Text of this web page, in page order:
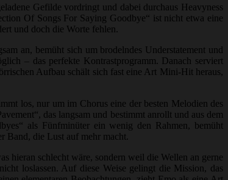
Gefilde vordringt und dabei durchaus Heavyness
Of Songs For Saying Goodbye“ ist nicht etwa eine
und doch die Worte fehlen.
an, bemüht sich um brodelndes Understatement und
– das perfekte Kontrastprogramm. Danach serviert
Aufbau schält sich fast eine Art Mini-Hit heraus,
los, nur um im Chorus eine der besten Melodien des
das langsam und bestimmt anrollt und aus dem
als Fünfminüter ein wenig den Rahmen, bemüht
Band, die Lust auf mehr macht.
hieran schlecht wäre, sondern weil die Wellen an gerne
loslassen. Auf diese Weise gelingt die Mission, das